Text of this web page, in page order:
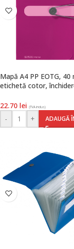
Mapă A4 PP EOTG, 40
etichetă cotor,
22.70 lei (TVA inclus)
- + ADAUGĂ